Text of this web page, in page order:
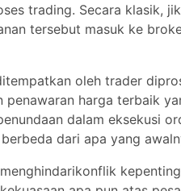
oleh trader diproses
yang menguntungkan
mereka lihat dan tempatkan.
kepentingan
apa pun atas pesanan.
yang sedang berlangsung.